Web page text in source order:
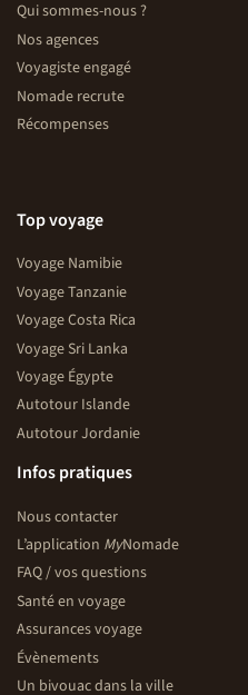
Qui sommes-nous ?
Nos agences
Voyagiste engagé
Nomade recrute
Récompenses
Top voyage
Voyage Namibie
Voyage Tanzanie
Voyage Costa Rica
Voyage Sri Lanka
Voyage Égypte
Autotour Islande
Autotour Jordanie
Infos pratiques
Nous contacter
L’application MyNomade
FAQ / vos questions
Santé en voyage
Assurances voyage
Évènements
Un bivouac dans la ville